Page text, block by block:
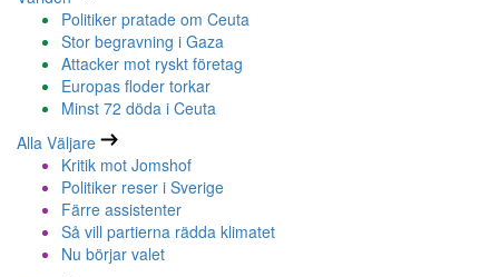
Politiker pratade om Ceuta
Stor begravning i Gaza
Attacker mot ryskt företag
Europas floder torkar
Minst 72 döda i Ceuta
Alla Väljare
Kritik mot Jomshof
Politiker reser i Sverige
Färre assistenter
Så vill partierna rädda klimatet
Nu börjar valet